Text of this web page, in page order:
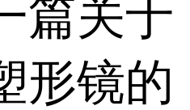
篇关于
形镜的